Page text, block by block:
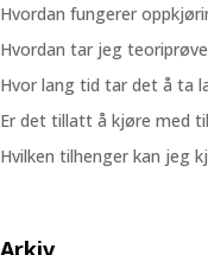
Hvordan fungerer
Hvordan tar jeg
Hvor lang tid tar det å ta
Er det tillatt å kjøre med
Hvilken tilhenger kan jeg